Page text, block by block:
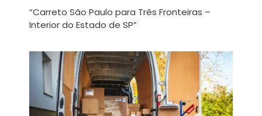
“Carreto São Paulo para Três Fronteiras –
Interior do Estado de SP”